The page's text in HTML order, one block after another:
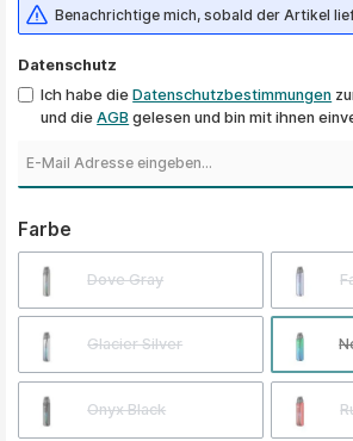
Benachrichtige mich, sobald der Artikel
Datenschutz
Ich habe dieDatenschutzbestimmungen
und dieAGB gelesen und bin mit ihnen
Farbe
Dove Gray
Glacier Silver
Onyx Black